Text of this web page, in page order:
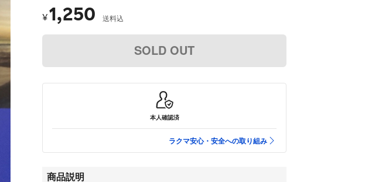
¥1,250 送料込
SOLD OUT
本人確認済
ラクマ安心・安全への取り組み
商品説明